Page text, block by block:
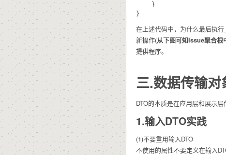
    }
在上述代码中，为什么最后执行
新操作(从下图可知Issue聚合
提供程序。
三.数据传输
DTO的本质是在应用层和展示
1.输入DTO实践
(1)不要重用输入DTO
不使用的属性不要定义在输入